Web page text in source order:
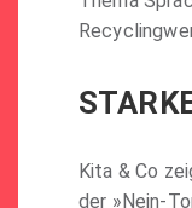
Kita & Co
der »Nein-